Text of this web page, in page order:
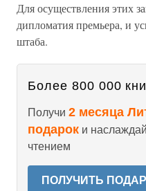
Для осуществления этих
дипломатия премьера, и
штаба.
Более 800 000
Получи 2 месяца
подарок и
чтением
ПОЛУЧИТЬ